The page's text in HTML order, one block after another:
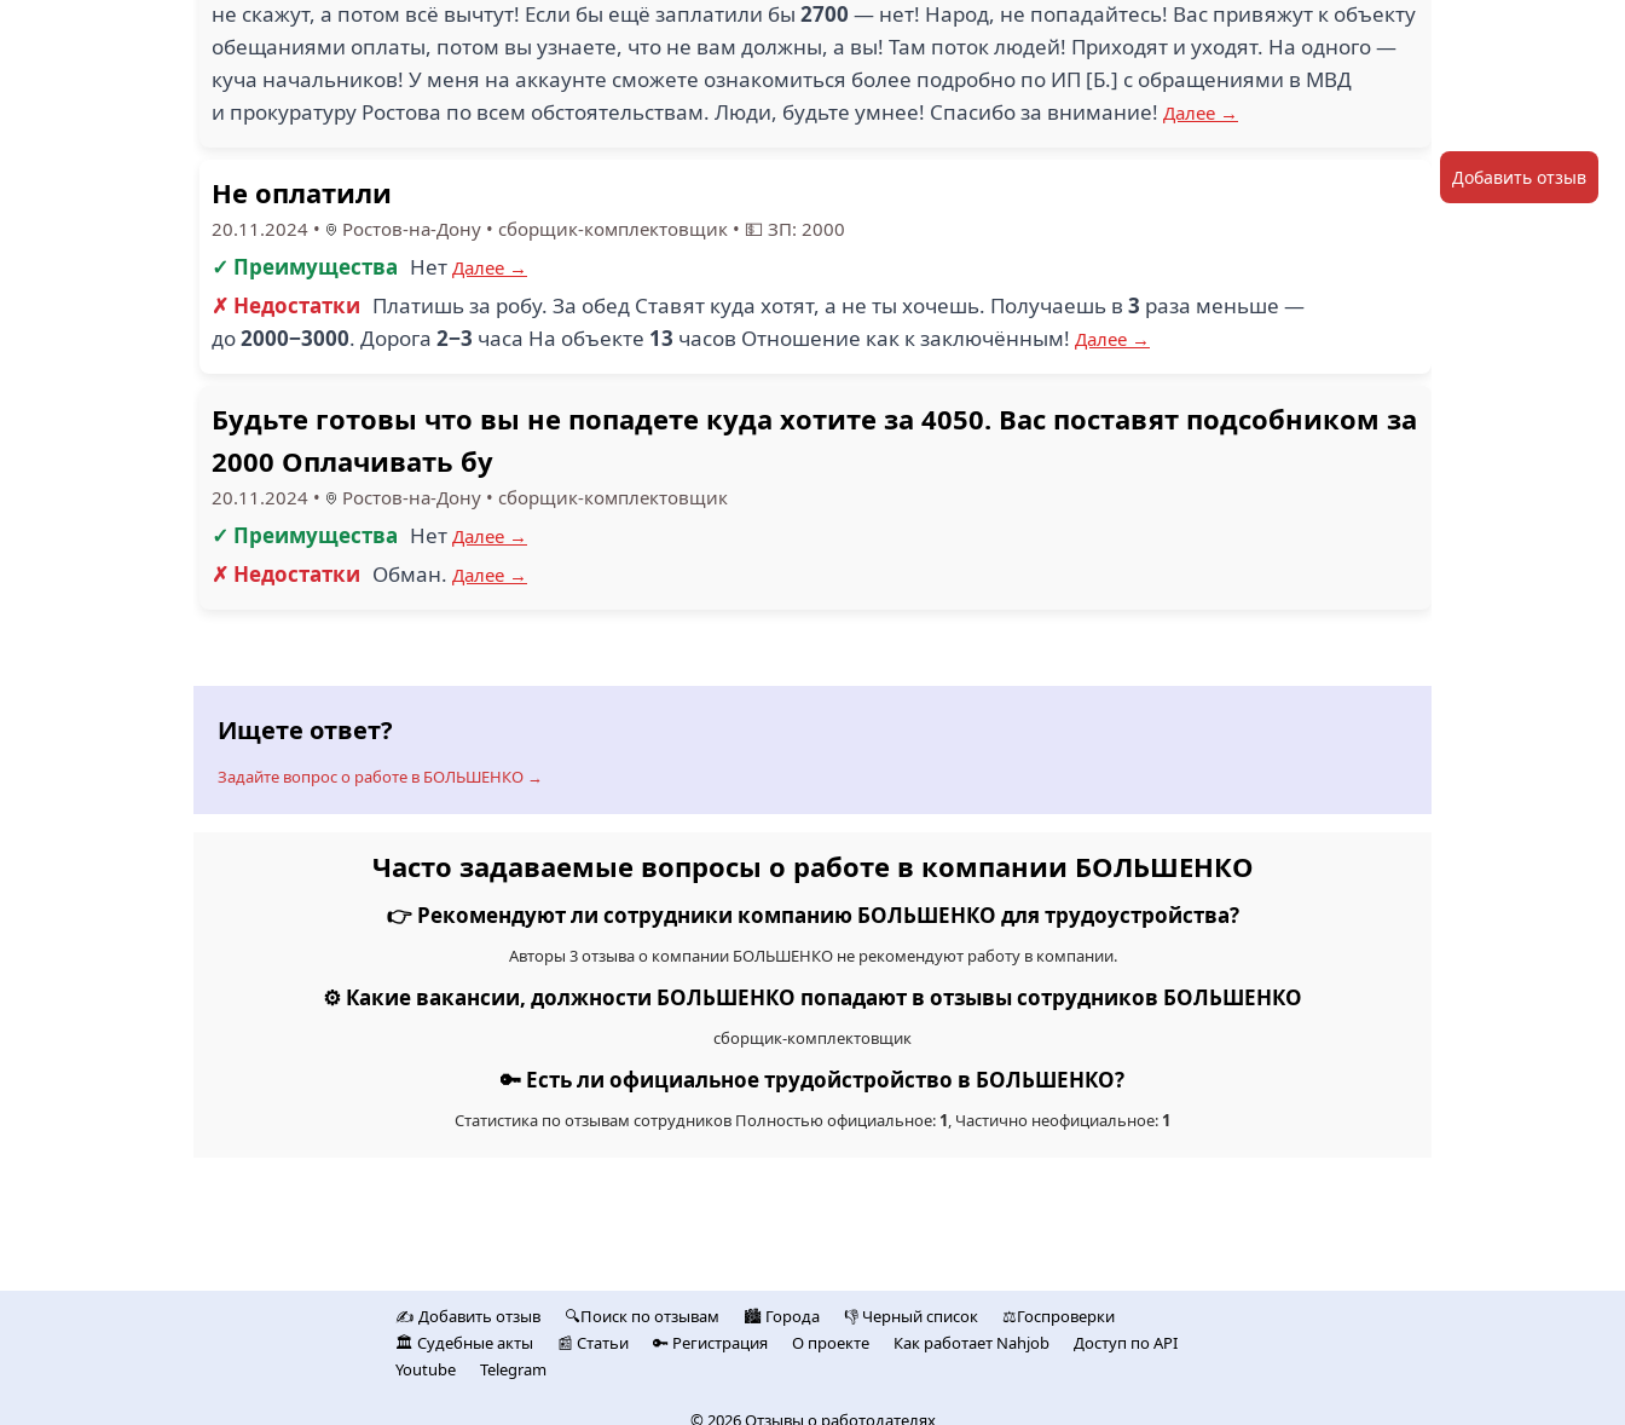
не скажут, а потом всё вычтут! Если бы ещё заплатили бы 2700 — нет! Народ, не попадайтесь! Вас привяжут к объекту
обещаниями оплаты, потом вы узнаете, что не вам должны, а вы! Там поток людей! Приходят и уходят. На одного —
куча начальников! У меня на аккаунте сможете ознакомиться более подробно по ИП [Б.] с обращениями в МВД
и прокуратуру Ростова по всем обстоятельствам. Люди, будьте умнее! Спасибо за внимание! Далее →
Не оплатили
20.11.2024 • Ростов-на-Дону • сборщик-комплектовщик • 💵 ЗП: 2000
✓ Преимущества Нет Далее →
✗ Недостатки Платишь за робу. За обед Ставят куда хотят, а не ты хочешь. Получаешь в 3 раза меньше —
до2000−3000. Дорога 2−3 часа На объекте 13 часов Отношение как к заключённым! Далее →
Будьте готовы что вы не попадете куда хотите за 4050. Вас поставят подсобником за
2000 Оплачивать бу
20.11.2024 • Ростов-на-Дону • сборщик-комплектовщик
✓ Преимущества Нет Далее →
✗ Недостатки Обман. Далее →
Ищете ответ?
Задайте вопрос о работе в БОЛЬШЕНКО →
Часто задаваемые вопросы о работе в компании БОЛЬШЕНКО
👉 Рекомендуют ли сотрудники компанию БОЛЬШЕНКО для трудоустройства?
Авторы 3 отзыва о компании БОЛЬШЕНКО не рекомендуют работу в компании.
⚙️ Какие вакансии, должности БОЛЬШЕНКО попадают в отзывы сотрудников БОЛЬШЕНКО
сборщик-комплектовщик
🔑 Есть ли официальное трудойстройство в БОЛЬШЕНКО?
Статистика по отзывам сотрудников Полностью официальное: 1, Частично неофициальное: 1
✍️ Добавить отзыв 🔍Поиск по отзывам 🏙️ Городa 👎 Черный список
⚖️Госпроверки
🏛️ Судебные акты
📰 Статьи 🔑 Регистрация О проекте Как работает Nahjob
Доступ по API
Youtube
Telegram
© 2026Отзывы о работодателях
Добавить отзыв